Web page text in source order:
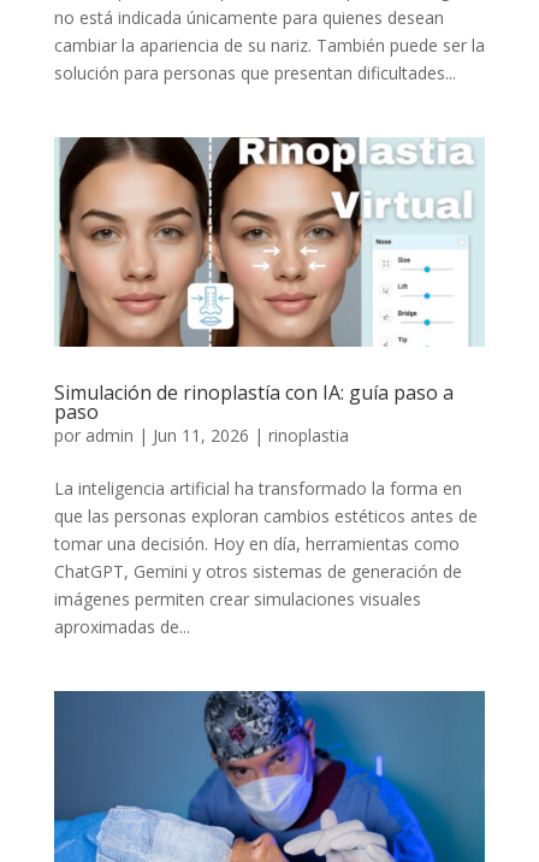
no está indicada únicamente para quienes desean
cambiar la apariencia de su nariz. También puede ser la
solución para personas que presentan dificultades...
Simulación de rinoplastía con IA: guía paso a
paso
por admin | Jun 11, 2026 | rinoplastia
La inteligencia artificial ha transformado la forma en
que las personas exploran cambios estéticos antes de
tomar una decisión. Hoy en día, herramientas como
ChatGPT, Gemini y otros sistemas de generación de
imágenes permiten crear simulaciones visuales
aproximadas de...